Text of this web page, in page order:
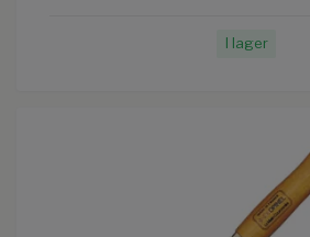
I lager